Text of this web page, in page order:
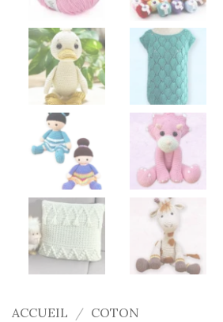
ACCUEIL / COTON